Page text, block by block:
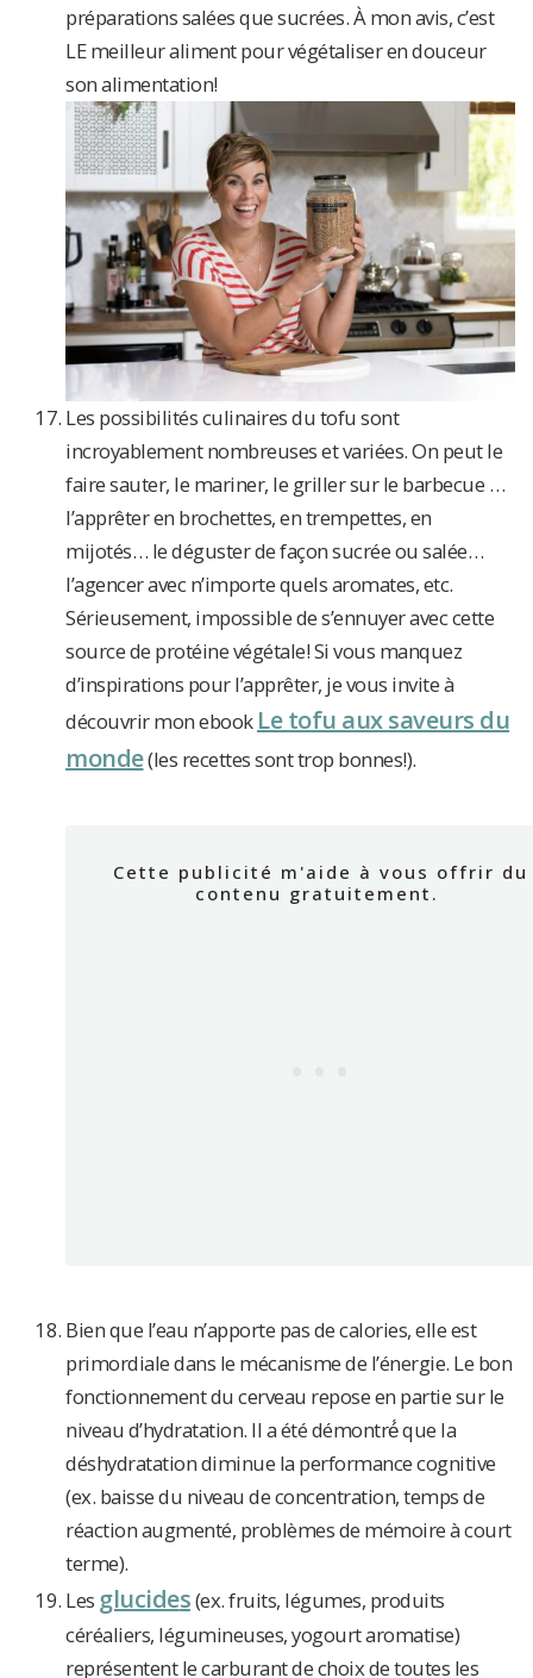
préparations salées que sucrées. À mon avis, c’est
LE meilleur aliment pour végétaliser en douceur
son alimentation!
Les possibilités culinaires du tofu sont
incroyablement nombreuses et variées. On peut le
faire sauter, le mariner, le griller sur le barbecue …
l’apprêter en brochettes, en trempettes, en
mijotés… le déguster de façon sucrée ou salée…
l’agencer avec n’importe quels aromates, etc.
Sérieusement, impossible de s’ennuyer avec cette
source de protéine végétale! Si vous manquez
d’inspirations pour l’apprêter, je vous invite à
découvrir mon ebook Le tofu aux saveurs du
monde(les recettes sont trop bonnes!).
Bien que l’eau n’apporte pas de calories, elle est
primordiale dans le mécanisme de l’énergie. Le bon
fonctionnement du cerveau repose en partie sur le
niveau d’hydratation. Il a été démontré́ que la
déshydratation diminue la performance cognitive
(ex. baisse du niveau de concentration, temps de
réaction augmenté, problèmes de mémoire à court
terme).
Les glucides(ex. fruits, légumes, produits
céréaliers, légumineuses, yogourt aromatise)
représentent le carburant de choix de toutes les